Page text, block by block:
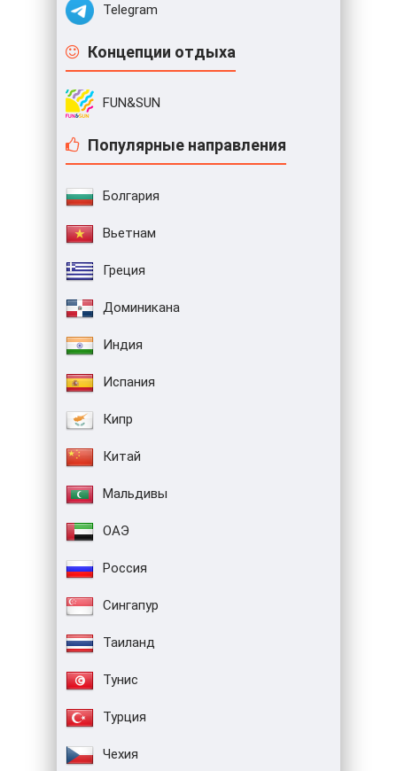
Telegram
Концепции отдыха
FUN&SUN
Популярные направления
Болгария
Вьетнам
Греция
Доминикана
Индия
Испания
Кипр
Китай
Мальдивы
ОАЭ
Россия
Сингапур
Таиланд
Тунис
Турция
Чехия